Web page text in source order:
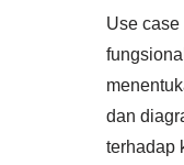
Use
dan
terhadap